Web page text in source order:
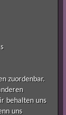
zuordenbar.
behalten uns
uns